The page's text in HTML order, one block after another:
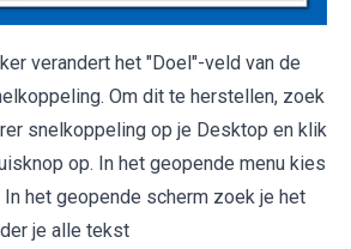
verandert het "Doel"-veld van de
Om dit te herstellen, zoek
snelkoppeling op je Desktop en klik
op. In het geopende menu kies
In het geopende scherm zoek je het
je alle tekst